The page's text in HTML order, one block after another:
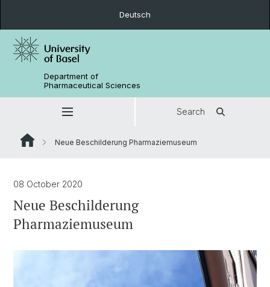
Deutsch
Department of
Pharmaceutical Sciences
Search
Neue Beschilderung Pharmaziemuseum
08 October 2020
Neue Beschilderung
Pharmaziemuseum